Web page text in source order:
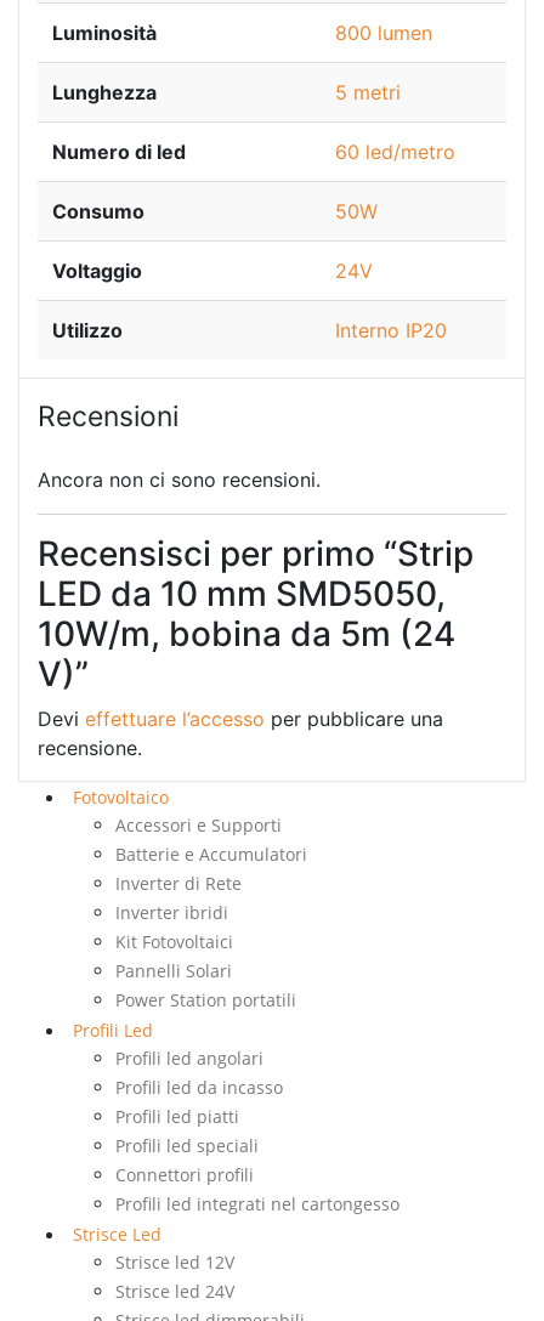
Luminosità 800 lumen
Lunghezza 5 metri
Numero di led 60 led/metro
Consumo 50W
Voltaggio 24V
Utilizzo Interno IP20
Recensioni
Ancora non ci sono recensioni.
Recensisci per primo “Strip
LED da 10 mm SMD5050,
10W/m, bobina da 5m (24
V)”
Devi effettuare l’accesso per pubblicare una
recensione.
Fotovoltaico
Accessori e Supporti
Batterie e Accumulatori
Inverter di Rete
Inverter ibridi
Kit Fotovoltaici
Pannelli Solari
Power Station portatili
Profili Led
Profili led angolari
Profili led da incasso
Profili led piatti
Profili led speciali
Connettori profili
Profili led integrati nel cartongesso
Strisce Led
Strisce led 12V
Strisce led 24V